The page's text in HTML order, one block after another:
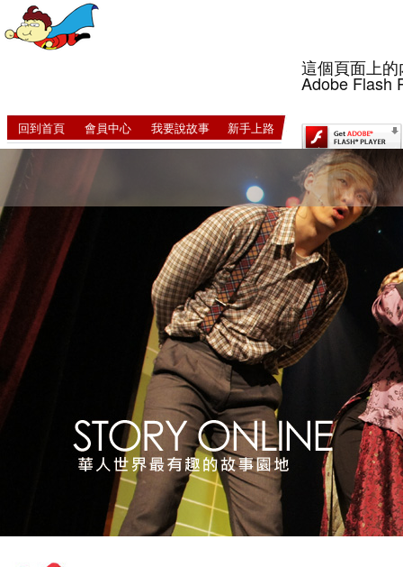
這個頁面上
Adobe Flash
回到首頁 會員中心 我要說故事 新手上路